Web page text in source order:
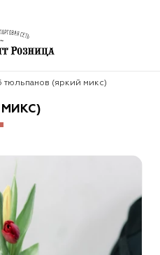
тюльпанов (яркий микс)